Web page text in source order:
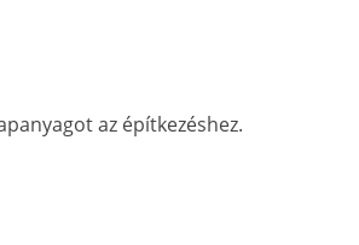
az építkezéshez.